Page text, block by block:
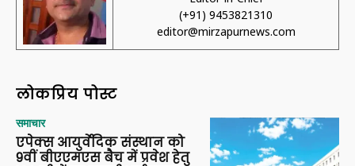
(+91) 9453821310
editor@mirzapurnews.com
लोकप्रिय पोस्ट
समाचार
एपेक्स आयुर्वेदिक संस्थान को
9वीं बीएएमएस बैच में प्रवेश हेतु